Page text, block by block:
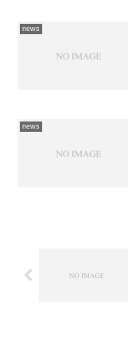
news
news